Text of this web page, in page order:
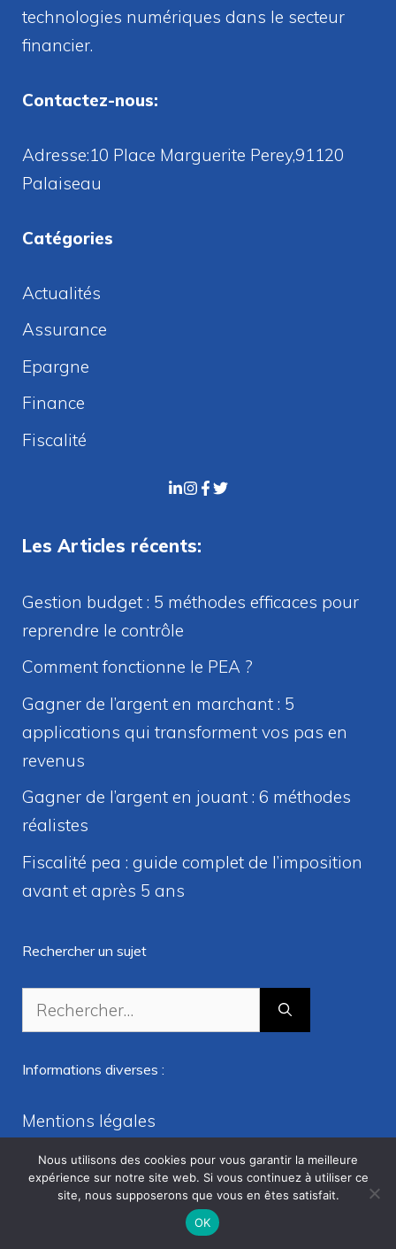
technologies numériques dans le secteur
financier.
Contactez-nous:
Adresse:10 Place Marguerite Perey,91120
Palaiseau
Catégories
Actualités
Assurance
Epargne
Finance
Fiscalité
Les Articles récents:
Gestion budget : 5 méthodes efficaces pour
reprendre le contrôle
Comment fonctionne le PEA ?
Gagner de l’argent en marchant : 5
applications qui transforment vos pas en
revenus
Gagner de l’argent en jouant : 6 méthodes
réalistes
Fiscalité pea : guide complet de l’imposition
avant et après 5 ans
Rechercher un sujet
Rechercher :
Informations diverses :
Mentions légales
Nous contacter
Plan de site
Nous utilisons des cookies pour vous garantir la meilleure
expérience sur notre site web. Si vous continuez à utiliser ce
site, nous supposerons que vous en êtes satisfait.
OK